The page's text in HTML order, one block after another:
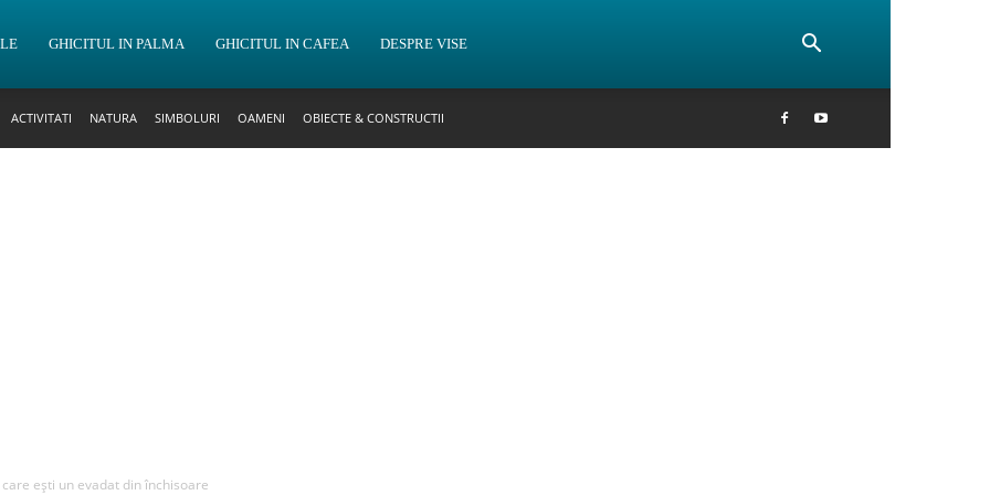
GHICITUL IN PALMA GHICITUL IN CAFEA DESPRE VISE
ACTIVITATI NATURA SIMBOLURI OAMENI OBIECTE & CONSTRUCTII
ești un evadat din închisoare